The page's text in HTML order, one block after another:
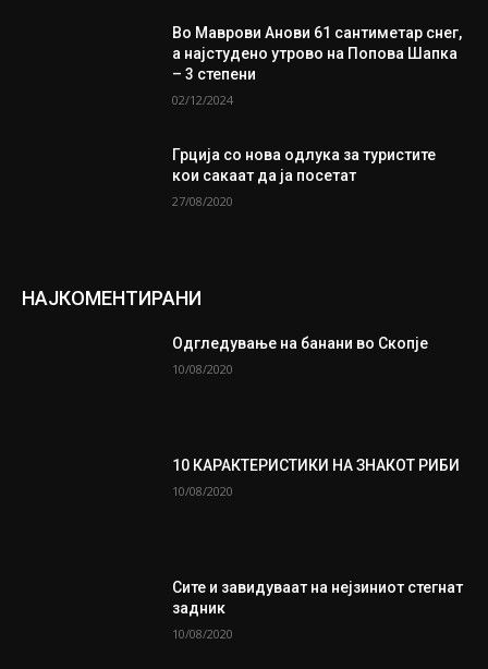
Во Маврови Анови 61 сантиметар снег,
а најстудено утрово на Попова Шапка
– 3 степени
02/12/2024
Грција со нова одлука за туристите
кои сакаат да ја посетат
27/08/2020
НАЈКОМЕНТИРАНИ
Одгледување на банани во Скопје
10/08/2020
10 КАРАКТЕРИСТИКИ НА ЗНАКОТ РИБИ
10/08/2020
Сите и завидуваат на нејзиниот стегнат
задник
10/08/2020